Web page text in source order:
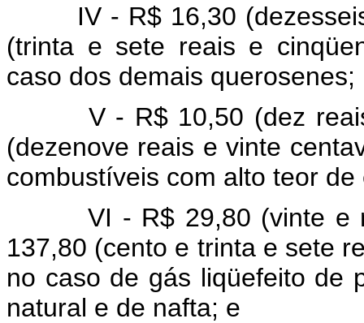
IV - R$ 16,30 (dezesseis
(trinta e sete reais e
caso dos demais querosenes;
V - R$ 10,50 (dez reais
(dezenove reais e vinte
combustíveis com alto teor de
VI - R$ 29,80 (vinte e
137,80 (cento e trinta e sete
no caso de gás liqüefeito de
natural e de nafta; e